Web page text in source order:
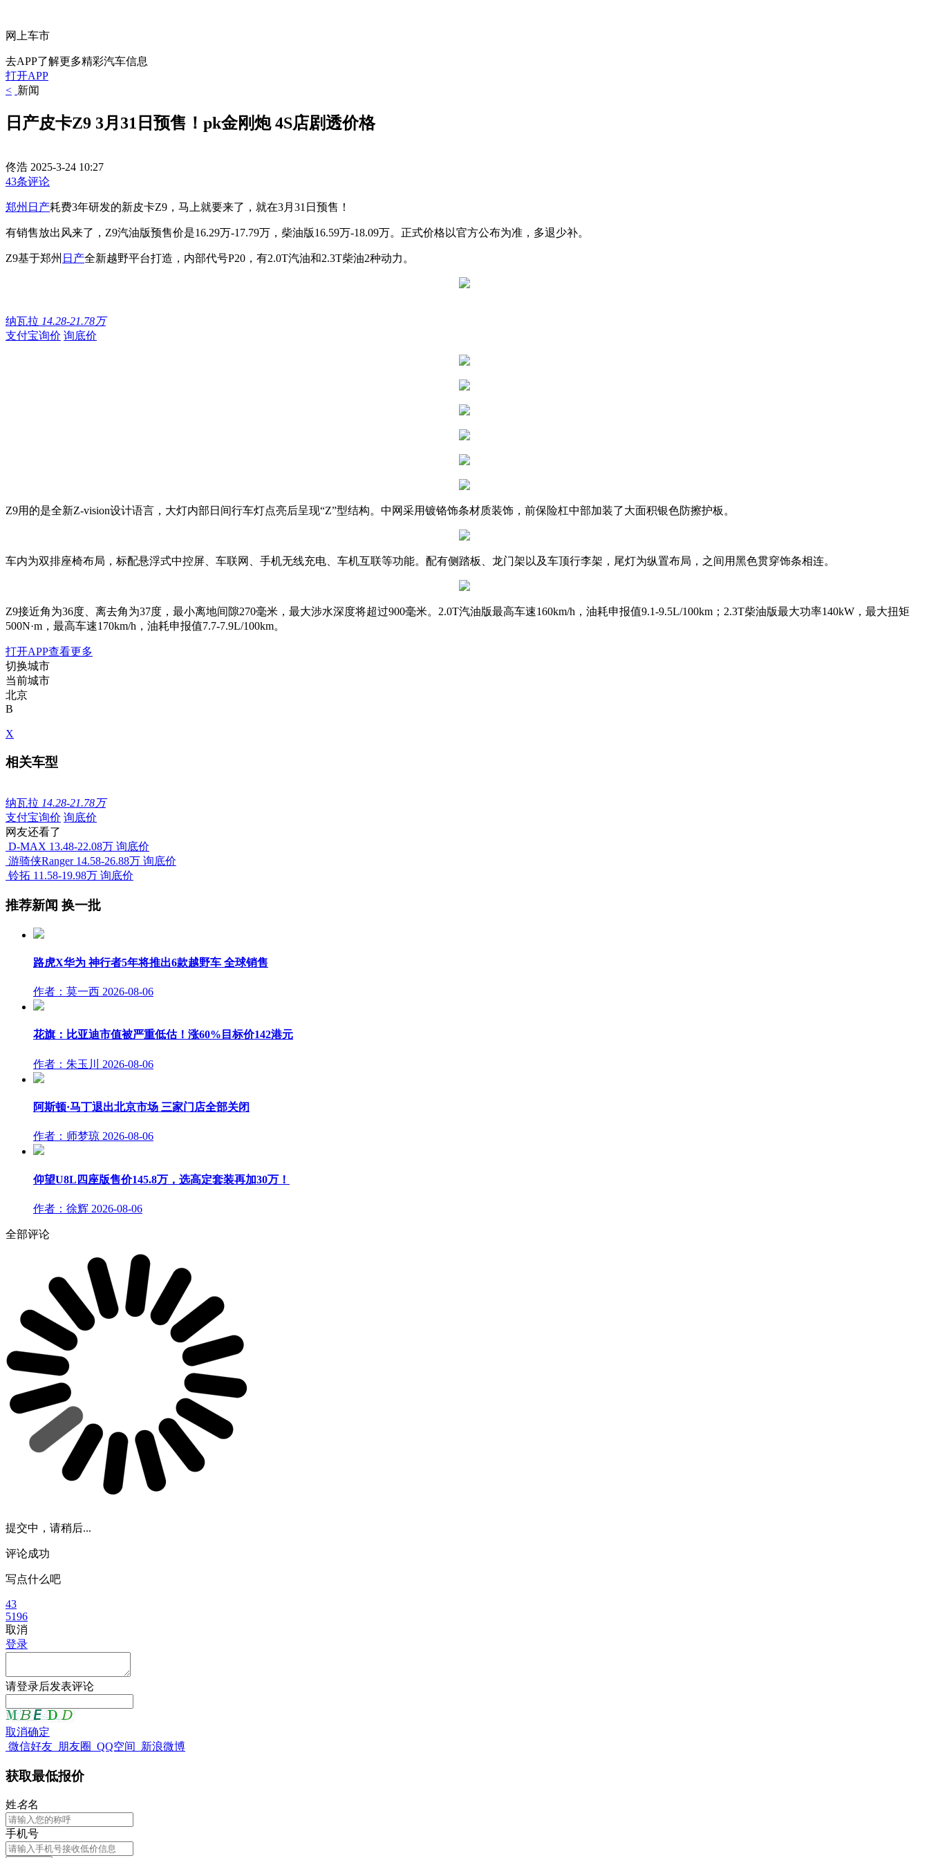
网上车市
去APP了解更多精彩汽车信息
打开APP
< 新闻
日产皮卡Z9 3月31日预售！pk金刚炮 4S店剧透价格
佟浩 2025-3-24 10:27
43条评论
郑州日产耗费3年研发的新皮卡Z9，马上就要来了，就在3月31日预售！
有销售放出风来了，Z9汽油版预售价是16.29万-17.79万，柴油版16.59万-18.09万。正式价格以官方公布为准，多退少补。
Z9基于郑州 日产全新越野平台打造，内部代号P20，有2.0T汽油和2.3T柴油2种动力。
纳瓦拉 14.28-21.78万
支付宝询价 询底价
Z9用的是全新Z-vision设计语言，大灯内部日间行车灯点亮后呈现“Z”型结构。中网采用镀铬饰条材质装饰，前保险杠中部加装了大面积银色防擦护板。
车内为双排座椅布局，标配悬浮式中控屏、车联网、手机无线充电、车机互联等功能。配有侧踏板、龙门架以及车顶行李架，尾灯为纵置布局，之间用黑色贯穿饰条相连。
Z9接近角为36度、离去角为37度，最小离地间隙270毫米，最大涉水深度将超过900毫米。2.0T汽油版最高车速160km/h，油耗申报值9.1-9.5L/100km；2.3T柴油版最大功率140kW，最大扭矩
500N·m，最高车速170km/h，油耗申报值7.7-7.9L/100km。
打开APP查看更多
切换城市
当前城市
北京
B
X
相关车型
纳瓦拉 14.28-21.78万
支付宝询价 询底价
网友还看了
D-MAX 13.48-22.08万 询底价
游骑侠Ranger 14.58-26.88万 询底价
铃拓 11.58-19.98万 询底价
推荐新闻 换一批
路虎X华为 神行者5年将推出6款越野车 全球销售
作者：莫一西 2026-08-06
花旗：比亚迪市值被严重低估！涨60%目标价142港元
作者：朱玉川 2026-08-06
阿斯顿·马丁退出北京市场 三家门店全部关闭
作者：师梦琼 2026-08-06
仰望U8L四座版售价145.8万，选高定套装再加30万！
作者：徐辉 2026-08-06
全部评论
提交中，请稍后...
评论成功
写点什么吧
43
5196
取消
登录
请登录后发表评论
取消确定
微信好友 朋友圈 QQ空间 新浪微博
获取最低报价
姓名名
手机号